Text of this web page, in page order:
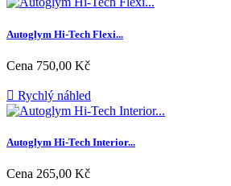
Autoglym Hi-Tech Flexi...
Cena 750,00 Kč
 Rychlý náhled
Autoglym Hi-Tech Interior...
Cena 265,00 Kč